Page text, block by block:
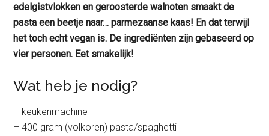
edelgistvlokken en geroosterde walnoten smaakt de
pasta een beetje naar… parmezaanse kaas! En dat terwijl
het toch echt vegan is. De ingrediënten zijn gebaseerd op
vier personen. Eet smakelijk!
Wat heb je nodig?
– keukenmachine
– 400 gram (volkoren) pasta/spaghetti